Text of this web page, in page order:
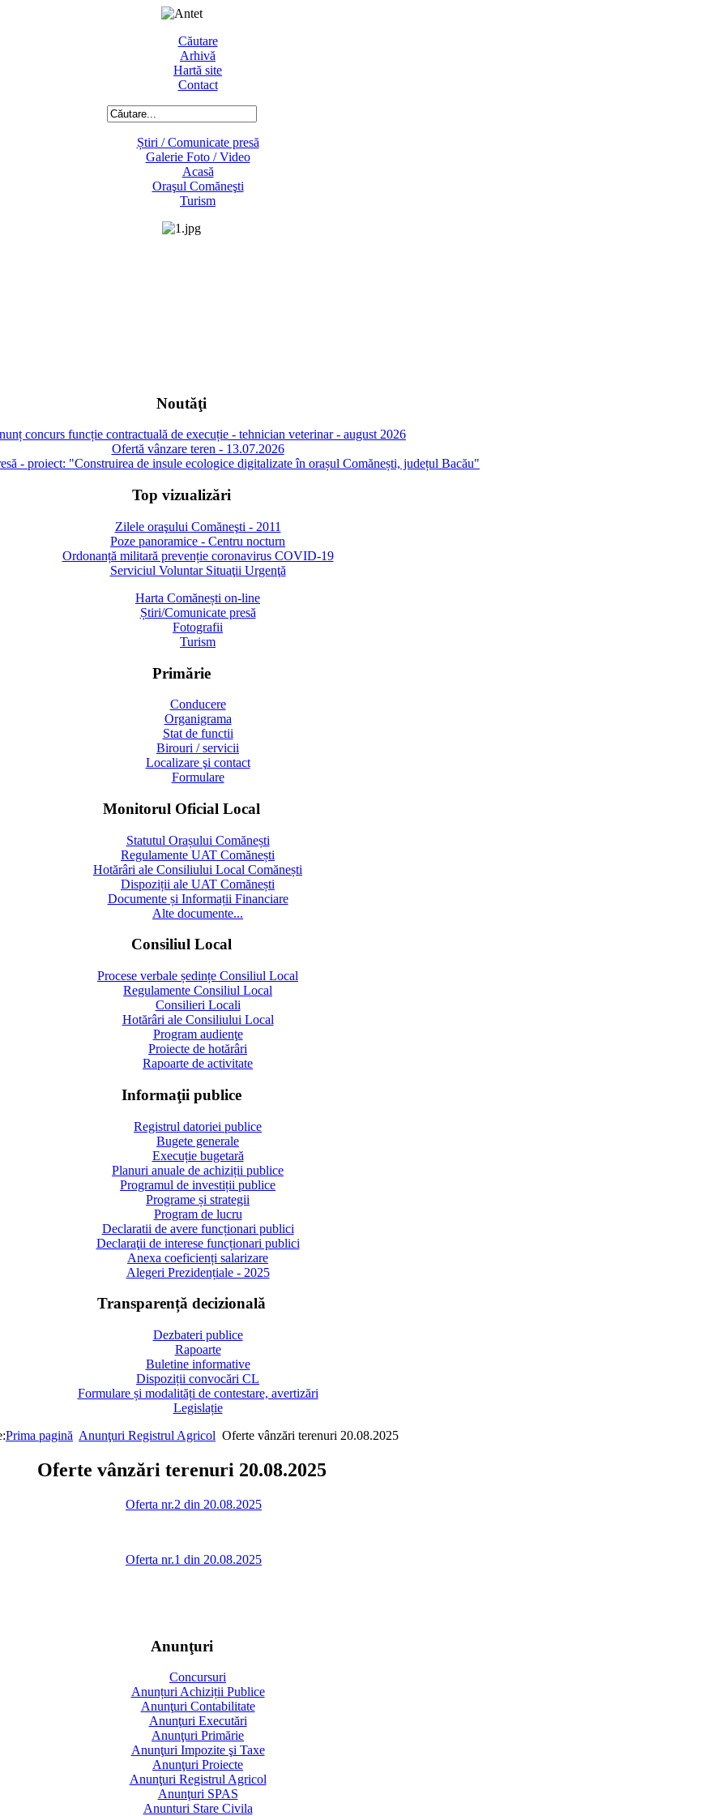
Căutare
Arhivă
Hartă site
Contact
Știri / Comunicate presă
Galerie Foto / Video
Acasă
Oraşul Comăneşti
Turism
Noutăţi
concurs funcție contractuală de execuție - tehnician veterinar - august 2026
Ofertă vânzare teren - 13.07.2026
- proiect: "Construirea de insule ecologice digitalizate în orașul Comănești, județul Bacău"
Top vizualizări
Zilele oraşului Comăneşti - 2011
Poze panoramice - Centru nocturn
Ordonanță militară prevenție coronavirus COVID-19
Serviciul Voluntar Situaţii Urgenţă
Harta Comănești on-line
Știri/Comunicate presă
Fotografii
Turism
Primărie
Conducere
Organigrama
Stat de functii
Birouri / servicii
Localizare şi contact
Formulare
Monitorul Oficial Local
Statutul Orașului Comănești
Regulamente UAT Comănești
Hotărâri ale Consiliului Local Comănești
Dispoziții ale UAT Comănești
Documente și Informații Financiare
Alte documente...
Consiliul Local
Procese verbale ședințe Consiliul Local
Regulamente Consiliul Local
Consilieri Locali
Hotărâri ale Consiliului Local
Program audienţe
Proiecte de hotărâri
Rapoarte de activitate
Informaţii publice
Registrul datoriei publice
Bugete generale
Execuție bugetară
Planuri anuale de achiziții publice
Programul de investiții publice
Programe și strategii
Program de lucru
Declaratii de avere funcționari publici
Declaraţii de interese funcționari publici
Anexa coeficienți salarizare
Alegeri Prezidențiale - 2025
Transparență decizională
Dezbateri publice
Rapoarte
Buletine informative
Dispoziții convocări CL
Formulare și modalități de contestare, avertizări
Legislație
Prima pagină Anunţuri Registrul Agricol Oferte vânzări terenuri 20.08.2025
Oferte vânzări terenuri 20.08.2025
Oferta nr.2 din 20.08.2025
Oferta nr.1 din 20.08.2025
Anunţuri
Concursuri
Anunțuri Achiziții Publice
Anunţuri Contabilitate
Anunţuri Executări
Anunţuri Primărie
Anunţuri Impozite şi Taxe
Anunţuri Proiecte
Anunţuri Registrul Agricol
Anunţuri SPAS
Anunturi Stare Civila